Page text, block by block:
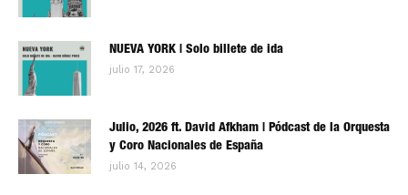
NUEVA YORK | Solo billete de ida
julio 17, 2026
Julio, 2026 ft. David Afkham | Pódcast de la Orquesta
y Coro Nacionales de España
julio 14, 2026